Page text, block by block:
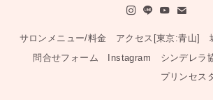
サロンメニュー/料金 アクセス[東京:青山]
問合せフォーム
Instagram
シンデレラ
プリンセス